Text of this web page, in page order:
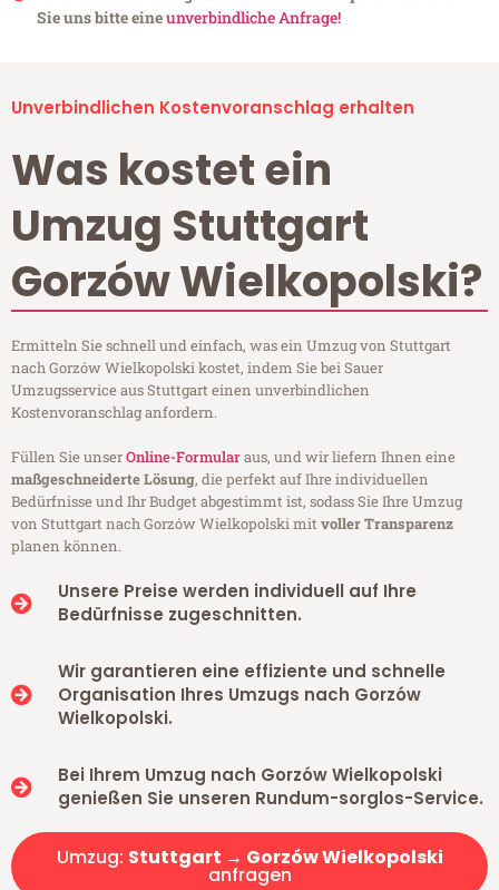
Sie uns bitte eineunverbindliche Anfrage!
Unverbindlichen Kostenvoranschlag erhalten
Was kostet ein
Umzug Stuttgart
Gorzów Wielkopolski?
Ermitteln Sie schnell und einfach, was ein Umzug von Stuttgart
nach Gorzów Wielkopolski kostet, indem Sie bei Sauer
Umzugsservice aus Stuttgart einen unverbindlichen
Kostenvoranschlag anfordern.
Füllen Sie unserOnline-Formularaus, und wir liefern Ihnen eine
maßgeschneiderte Lösung, die perfekt auf Ihre individuellen
Bedürfnisse und Ihr Budget abgestimmt ist, sodass Sie Ihre Umzug
von Stuttgart nach Gorzów Wielkopolski mitvoller Transparenz
planen können.
Unsere Preise werden individuell auf Ihre
Bedürfnisse zugeschnitten.
Wir garantieren eine effiziente und schnelle
Organisation Ihres Umzugs nach Gorzów
Wielkopolski.
Bei Ihrem Umzug nach Gorzów Wielkopolski
genießen Sie unseren Rundum-sorglos-Service.
Umzug: Stuttgart → Gorzów Wielkopolski
anfragen